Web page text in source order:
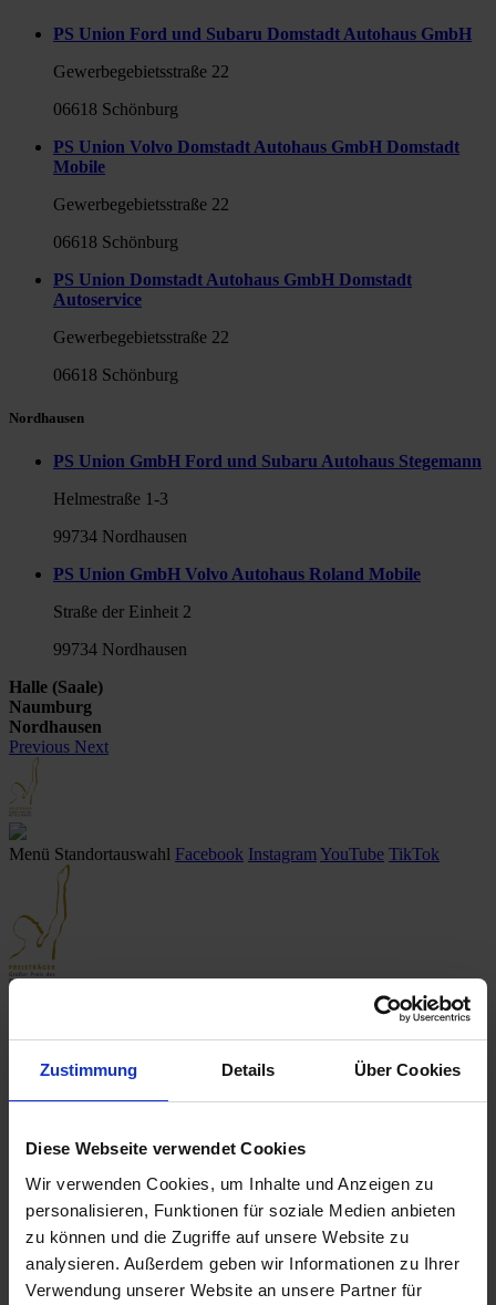
Zustimmung Details Über Cookies
Diese Webseite verwendet Cookies
Wir verwenden Cookies, um Inhalte und Anzeigen zu
personalisieren, Funktionen für soziale Medien anbieten
zu können und die Zugriffe auf unsere Website zu
analysieren. Außerdem geben wir Informationen zu Ihrer
Verwendung unserer Website an unsere Partner für
PS Union Ford und Subaru Domstadt Autohaus GmbH
Gewerbegebietsstraße 22
06618 Schönburg
PS Union Volvo Domstadt Autohaus GmbH Domstadt
Mobile
Gewerbegebietsstraße 22
06618 Schönburg
PS Union Domstadt Autohaus GmbH Domstadt
Autoservice
Gewerbegebietsstraße 22
06618 Schönburg
Nordhausen
PS Union GmbH Ford und Subaru Autohaus Stegemann
Helmestraße 1-3
99734 Nordhausen
PS Union GmbH Volvo Autohaus Roland Mobile
Straße der Einheit 2
99734 Nordhausen
Halle (Saale)
Naumburg
Nordhausen
Previous Next
Menü Standortauswahl Facebook Instagram YouTube TikTok
Detailseite
Fahrzeug existiert nicht
Suche anpassen
Innen- & Außenausstattung
Sonstiges